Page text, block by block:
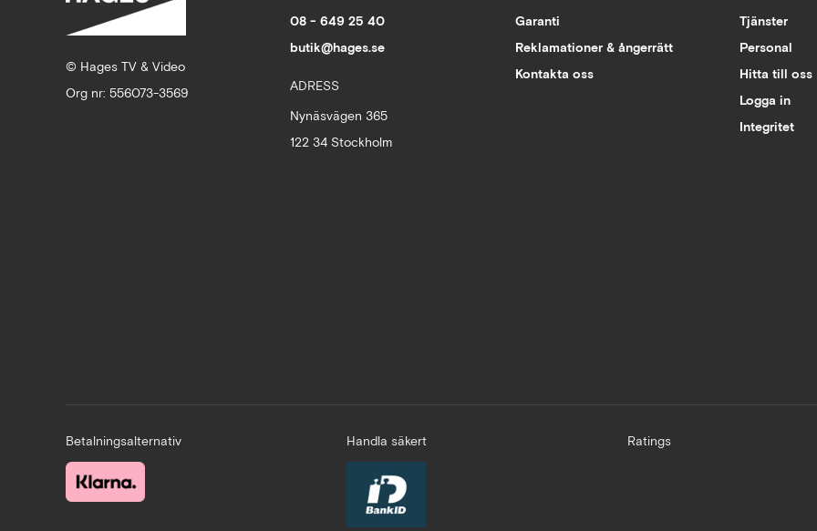
© Hages TV & Video
Org nr: 556073-3569
08 - 649 25 40
butik@hages.se
ADRESS
Nynäsvägen 365
122 34 Stockholm
Garanti
Reklamationer & ångerrätt
Kontakta oss
Tjänster
Personal
Hitta till oss
Logga in
Integritet
Betalningsalternativ Handla säkert Ratings